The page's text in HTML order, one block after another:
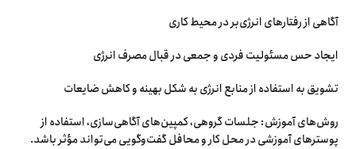
آگاهی از رفتارهای انرژی‌بر در محیط کاری
ایجاد حس مسئولیت فردی و جمعی در قبال مصرف انرژی
تشویق به استفاده از منابع انرژی به شکل بهینه و کاهش ضایعات
روش‌های آموزش: جلسات گروهی، کمپین‌های آگاهی‌سازی، استفاده از
پوسترهای آموزشی در محل کار و محافل گفت‌وگویی می‌تواند مؤثر باشد.